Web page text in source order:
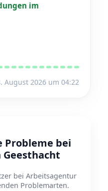
im
August 2026 um 04:22
Probleme bei
bei Arbeitsagentur
Problemarten.